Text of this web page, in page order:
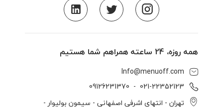
همه روزه، 24 ساعته همراهم شما هستیم
Info@menuoff.com
021-22352123
  -
09126231370
تهران - انتهای اشرفی اصفهانی - سیمون بولیوار -